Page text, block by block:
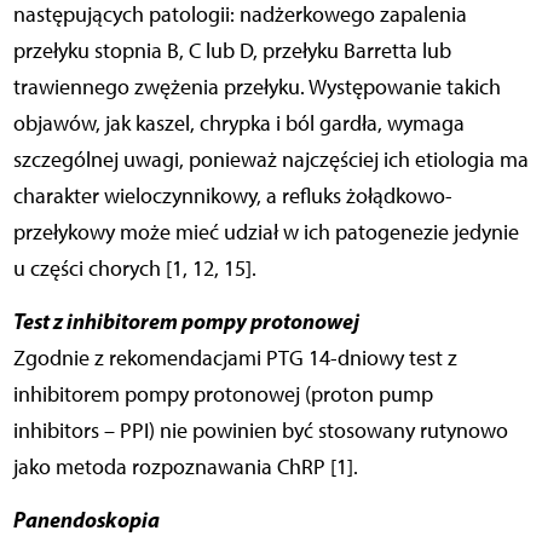
następujących patologii: nadżerkowego zapalenia
przełyku stopnia B, C lub D, przełyku Barretta lub
trawiennego zwężenia przełyku. Występowanie takich
objawów, jak kaszel, chrypka i ból gardła, wymaga
szczególnej uwagi, ponieważ najczęściej ich etiologia ma
charakter wieloczynnikowy, a refluks żołądkowo-
przełykowy może mieć udział w ich patogenezie jedynie
u części chorych [1, 12, 15].
Test z inhibitorem pompy protonowej
Zgodnie z rekomendacjami PTG 14-dniowy test z
inhibitorem pompy protonowej (proton pump
inhibitors – PPI) nie powinien być stosowany rutynowo
jako metoda rozpoznawania ChRP [1].
Panendoskopia